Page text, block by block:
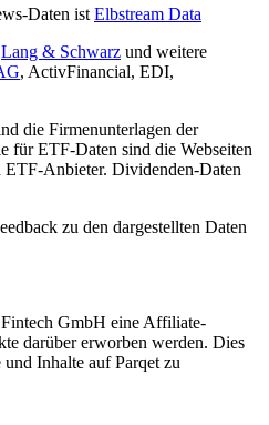
Daten ist Elbstream Data
Lang & Schwarz und weitere
, ActivFinancial, EDI,
die Firmenunterlagen der
für ETF-Daten sind die Webseiten
Anbieter. Dividenden-Daten
zu den dargestellten Daten
GmbH eine Affiliate-
darüber erworben werden. Dies
Inhalte auf Parqet zu